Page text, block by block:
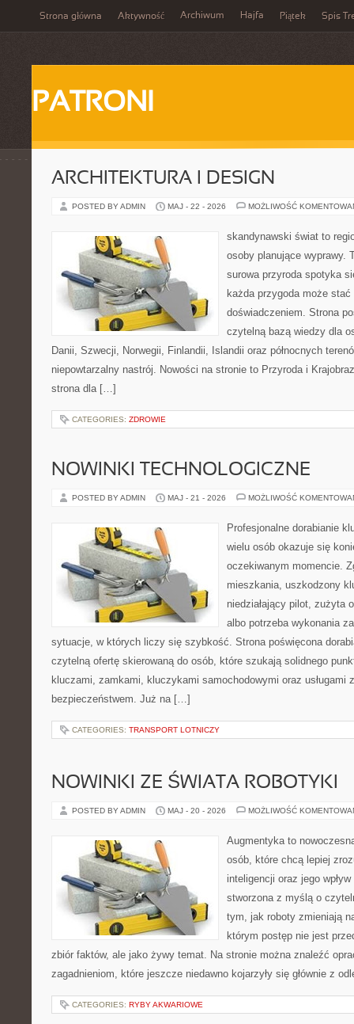
Strona główna Aktywność Archiwum Hajfa Piątek Spis
PATRONI
ARCHITEKTURA I DESIGN
POSTED BY ADMIN MAJ - 22 - 2026 MOŻLIWOŚĆ
skandynawski świat to
osoby planujące wyprawy.
surowa przyroda spotyka
każda przygoda może
doświadczeniem. Strona
czytelną bazą wiedzy dla
Danii, Szwecji, Norwegii, Finlandii, Islandii oraz północnych
niepowtarzalny nastrój. Nowości na stronie to Przyroda i
strona dla […]
CATEGORIES: ZDROWIE
NOWINKI TECHNOLOGICZNE
POSTED BY ADMIN MAJ - 21 - 2026 MOŻLIWOŚĆ
Profesjonalne dorabianie
wielu osób okazuje się
oczekiwanym momencie.
mieszkania, uszkodzony
niedziałający pilot, zużyta
albo potrzeba wykonania
sytuacje, w których liczy się szybkość. Strona poświęcona
czytelną ofertę skierowaną do osób, które szukają solidnego
kluczami, zamkami, kluczykami samochodowymi oraz usługami
bezpieczeństwem. Już na […]
CATEGORIES: TRANSPORT LOTNICZY
NOWINKI ZE ŚWIATA ROBOTYKI
POSTED BY ADMIN MAJ - 20 - 2026 MOŻLIWOŚĆ
Augmentyka to
osób, które chcą lepiej
inteligencji oraz jego
stworzona z myślą o
tym, jak roboty zmieniają
którym postęp nie jest
zbiór faktów, ale jako żywy temat. Na stronie można znaleźć
zagadnieniom, które jeszcze niedawno kojarzyły się głównie z
CATEGORIES: RYBY AKWARIOWE